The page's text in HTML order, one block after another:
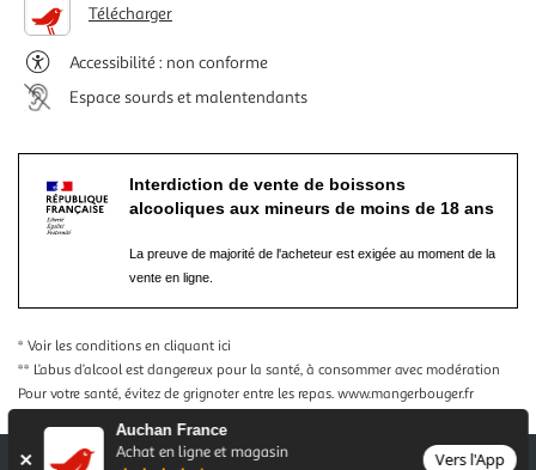
Auchan France
Achat en ligne et magasin
Vers l'App
Télécharger
Accessibilité : non conforme
Espace sourds et malentendants
Interdiction de vente de boissons
alcooliques aux mineurs de moins de 18 ans
La preuve de majorité de l'acheteur est exigée au moment de la
vente en ligne.
* Voir les conditions en cliquant ici
** L’abus d’alcool est dangereux pour la santé, à consommer avec modération
Pour votre santé, évitez de grignoter entre les repas. www.mangerbouger.fr